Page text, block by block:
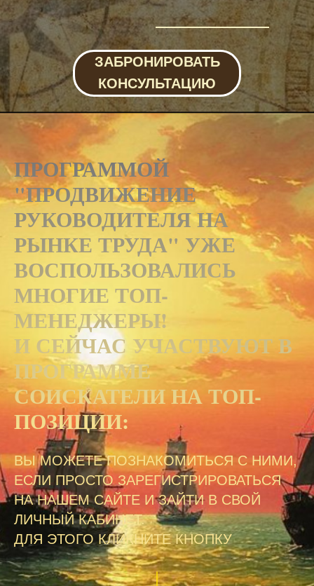
ЗАБРОНИРОВАТЬ
КОНСУЛЬТАЦИЮ
ПРОГРАММОЙ
"ПРОДВИЖЕНИЕ
РУКОВОДИТЕЛЯ НА
РЫНКЕ ТРУДА" УЖЕ
ВОСПОЛЬЗОВАЛИСЬ
МНОГИЕ ТОП-
МЕНЕДЖЕРЫ!
И СЕЙЧАС УЧАСТВУЮТ В
ПРОГРАММЕ
СОИСКАТЕЛИ НА ТОП-
ПОЗИЦИИ:
ВЫ МОЖЕТЕ ПОЗНАКОМИТЬСЯ С НИМИ,
ЕСЛИ ПРОСТО ЗАРЕГИСТРИРОВАТЬСЯ
НА НАШЕМ САЙТЕ И ЗАЙТИ В СВОЙ
ЛИЧНЫЙ КАБИНЕТ.
ДЛЯ ЭТОГО КЛИКНИТЕ КНОПКУ